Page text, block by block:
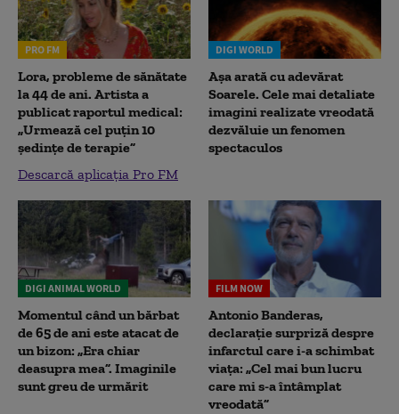
PRO FM
Lora, probleme de sănătate
la 44 de ani. Artista a
publicat raportul medical:
„Urmează cel puțin 10
ședințe de terapie”
Descarcă aplicația Pro FM
DIGI WORLD
Așa arată cu adevărat
Soarele. Cele mai detaliate
imagini realizate vreodată
dezvăluie un fenomen
spectaculos
DIGI ANIMAL WORLD
Momentul când un bărbat
de 65 de ani este atacat de
un bizon: „Era chiar
deasupra mea”. Imaginile
sunt greu de urmărit
FILM NOW
Antonio Banderas,
declarație surpriză despre
infarctul care i-a schimbat
viața: „Cel mai bun lucru
care mi s-a întâmplat
vreodată”